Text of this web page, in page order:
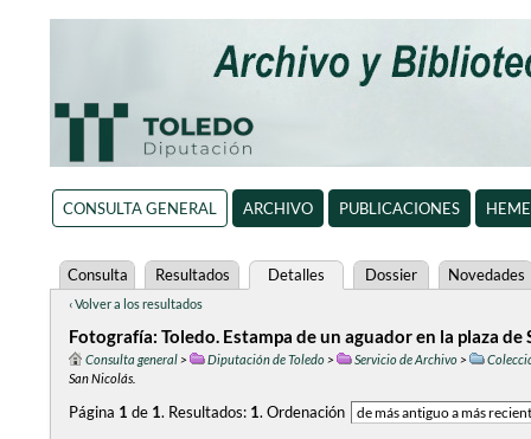
CONSULTA GENERAL ARCHIVO PUBLICACIONES
Consulta Resultados Detalles Dossier Novedades
‹ Volver a los resultados
Fotografía: Toledo. Estampa de un aguador en la plaza de
Consulta general> Diputación de Toledo> Servicio de Archivo>
San Nicolás.
Página 1 de 1. Resultados: 1. Ordenación